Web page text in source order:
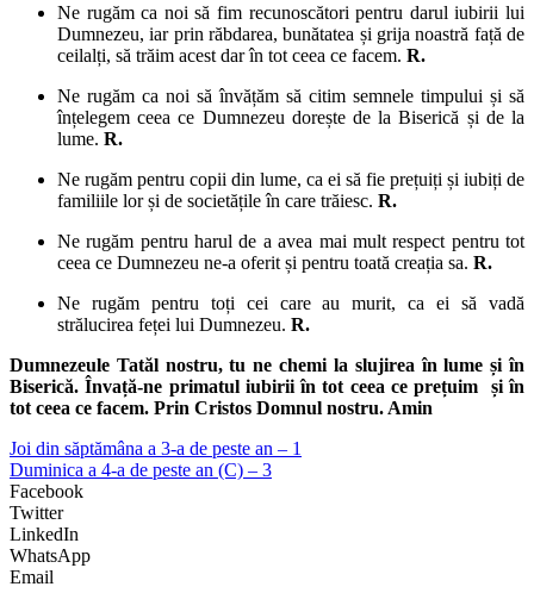
Ne rugăm ca noi să fim recunoscători pentru darul iubirii lui
Dumnezeu, iar prin răbdarea, bunătatea și grija noastră față de
ceilalți, să trăim acest dar în tot ceea ce facem. R.
Ne rugăm ca noi să învățăm să citim semnele timpului și să
înțelegem ceea ce Dumnezeu dorește de la Biserică și de la
lume. R.
Ne rugăm pentru copii din lume, ca ei să fie prețuiți și iubiți de
familiile lor și de societățile în care trăiesc. R.
Ne rugăm pentru harul de a avea mai mult respect pentru tot
ceea ce Dumnezeu ne-a oferit și pentru toată creația sa. R.
Ne rugăm pentru toți cei care au murit, ca ei să vadă
strălucirea feței lui Dumnezeu. R.
Dumnezeule Tatăl nostru, tu ne chemi la slujirea în lume și în
Biserică. Învață-ne primatul iubirii în tot ceea ce prețuim și în
tot ceea ce facem. Prin Cristos Domnul nostru. Amin
Joi din săptămâna a 3-a de peste an – 1
Duminica a 4-a de peste an (C) – 3
Facebook
Twitter
LinkedIn
WhatsApp
Email